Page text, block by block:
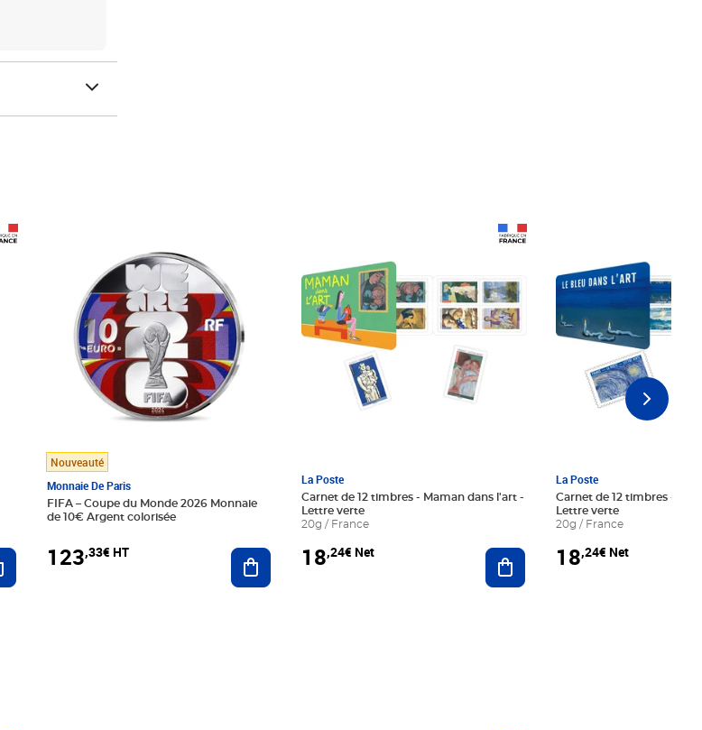
Ajouter au panier
Nouveauté
Monnaie De Paris
FIFA – Coupe du Monde 2026 Monnaie
de 10€ Argent colorisée
123,33€ HT Ajouter au panier
La Poste
Carnet de 12 timbres - Maman dans l'art -
Lettre verte
20g / France
18,24€ Net Ajouter au panier
La Poste
Carnet de 12 timbres - Le
Lettre verte
20g / France
18,24€ Net